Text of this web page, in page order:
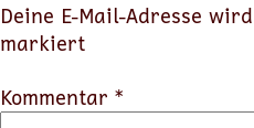
Deine E-Mail-Adresse
markiert
Kommentar *